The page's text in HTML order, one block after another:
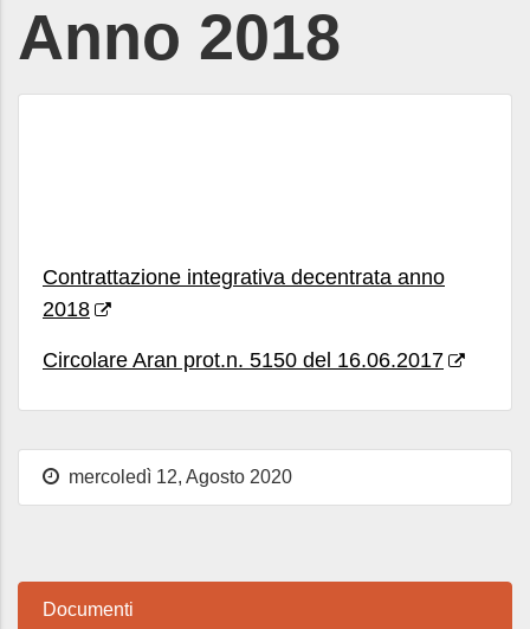
Anno 2018
Contrattazione integrativa decentrata anno
2018
Circolare Aran prot.n. 5150 del 16.06.2017
mercoledì 12, Agosto 2020
Documenti